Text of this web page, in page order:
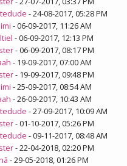
- 24-08-2017, 05:28 PM
- 06-09-2017, 11:26 AM
- 06-09-2017, 12:13 PM
- 06-09-2017, 08:17 PM
- 19-09-2017, 07:00 AM
- 19-09-2017, 09:48 PM
- 25-09-2017, 08:54 AM
- 26-09-2017, 10:43 AM
- 27-09-2017, 10:09 AM
- 01-10-2017, 05:26 PM
- 09-11-2017, 08:48 AM
- 22-04-2018, 02:20 PM
- 29-05-2018, 01:26 PM